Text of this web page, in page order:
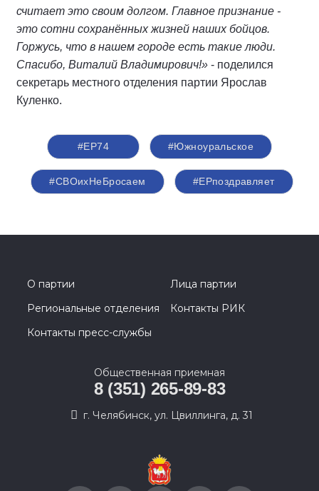
считает это своим долгом. Главное признание -
это сотни сохранённых жизней наших бойцов.
Горжусь, что в нашем городе есть такие люди.
Спасибо, Виталий Владимирович!» - поделился
секретарь местного отделения партии Ярослав
Куленко.
#ЕР74 #Южноуральское
#СВОихНеБросаем #ЕРпоздравляет
О партии
Лица партии
Региональные отделения
Контакты РИК
Контакты пресс-службы
Общественная приемная
8 (351) 265-89-83
г. Челябинск, ул. Цвиллинга, д. 31